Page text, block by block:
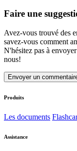
Faire une
Avez-vous trouvé des
savez-vous comment
N'hésitez pas à
nous!
Envoyer un
Produits
Les documents
Assistance